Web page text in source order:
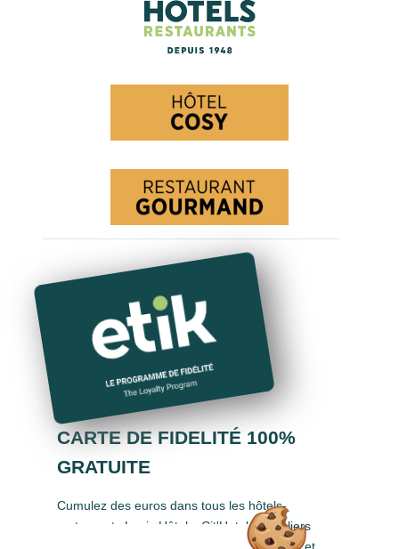
CARTE DE FIDELITÉ 100%
GRATUITE
Cumulez des euros dans tous les hôtels-
restaurants Logis Hôtels, Cit'Hotel, Singuliers
Hôtels, Demeures & Châteaux, Urban Style et